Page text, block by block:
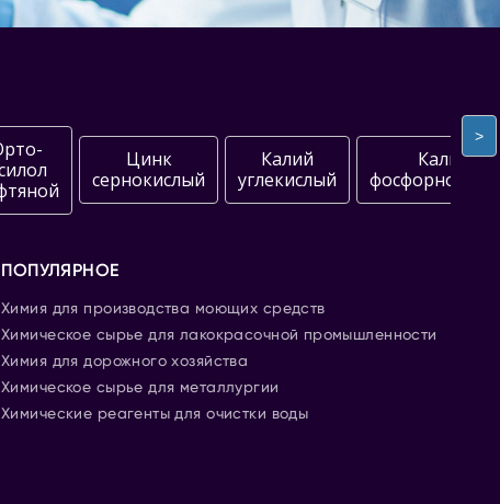
Цинк
сернокислый
Калий
углекислый
Калий
>
ПОПУЛЯРНОЕ
Химия для производства моющих средств
Химическое сырье для лакокрасочной промышленности
Химия для дорожного хозяйства
Химическое сырье для металлургии
Химические реагенты для очистки воды